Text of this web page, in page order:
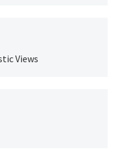
Views